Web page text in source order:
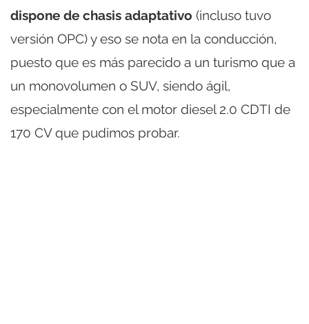
dispone de chasis adaptativo (incluso tuvo
versión OPC) y eso se nota en la conducción,
puesto que es más parecido a un turismo que a
un monovolumen o SUV, siendo ágil,
especialmente con el motor diesel 2.0 CDTI de
170 CV que pudimos probar.